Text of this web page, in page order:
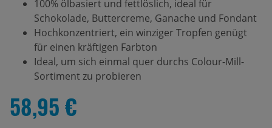
100% ölbasiert und fettlöslich, ideal für
Schokolade, Buttercreme, Ganache und Fondant
Hochkonzentriert, ein winziger Tropfen genügt
für einen kräftigen Farbton
Ideal, um sich einmal quer durchs Colour-Mill-
Sortiment zu probieren
58,95 €